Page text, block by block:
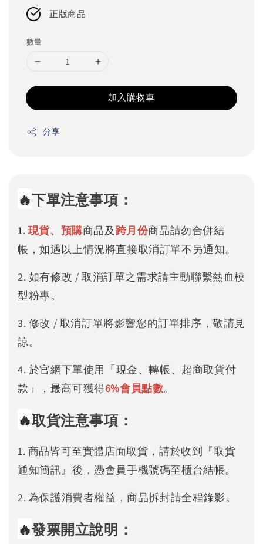
正版商品
數量
加入購物車
分享
🔥下單注意事項：
1. 現貨、預購商品及 跨月份商品請勿合併結
帳，如遇以上情況將直接取消訂單不另通知。
2. 如有修改 / 取消訂單之需求請主動聯繫熱血模
型粉專。
3. 修改 / 取消訂單將影響您的訂單排序，敬請見
諒。
4. 於官網下單使用「現金、轉帳、超商取貨付
款」，最高可獲得6%會員點數。
🔥取貨注意事項：
1. 商品皆可至實體店面取貨，請於收到『取貨
通知簡訊』後，憑會員手機號碼至櫃台結帳。
2. 為保護消費者權益，商品拆封請全程錄影。
🔥發票開立說明：